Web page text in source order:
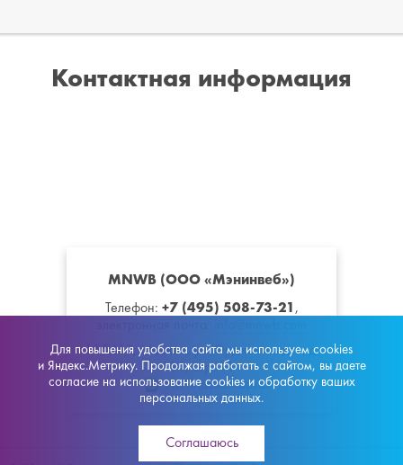
Контактная информация
MNWB (ООО «Мэнинвеб»)
Телефон: +7 (495) 508-73-21,
115419,Москва,ул. Орджоникидзе, д.
11, стр. 11
На Яндекс.Картах
Для повышения удобства сайта мы используем cookies
и Яндекс.Метрику. Продолжая работать с сайтом, вы даете
согласие на использование cookies и обработку ваших
персональных данных.
Соглашаюсь